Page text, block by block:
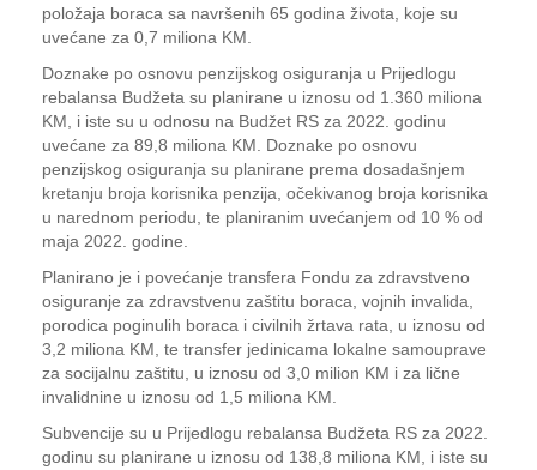
položaja boraca sa navršenih 65 godina života, koje su
uvećane za 0,7 miliona KM.
Doznake po osnovu penzijskog osiguranja u Prijedlogu
rebalansa Budžeta su planirane u iznosu od 1.360 miliona
KM, i iste su u odnosu na Budžet RS za 2022. godinu
uvećane za 89,8 miliona KM. Doznake po osnovu
penzijskog osiguranja su planirane prema dosadašnjem
kretanju broja korisnika penzija, očekivanog broja korisnika
u narednom periodu, te planiranim uvećanjem od 10 % od
maja 2022. godine.
Planirano je i povećanje transfera Fondu za zdravstveno
osiguranje za zdravstvenu zaštitu boraca, vojnih invalida,
porodica poginulih boraca i civilnih žrtava rata, u iznosu od
3,2 miliona KM, te transfer jedinicama lokalne samouprave
za socijalnu zaštitu, u iznosu od 3,0 milion KM i za lične
invalidnine u iznosu od 1,5 miliona KM.
Subvencije su u Prijedlogu rebalansa Budžeta RS za 2022.
godinu su planirane u iznosu od 138,8 miliona KM, i iste su